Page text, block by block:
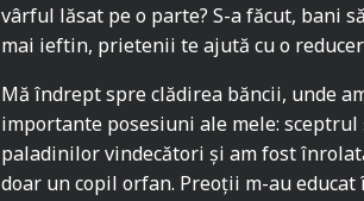
vârful lăsat pe o parte? S-a făcut, bani
mai ieftin, prietenii te ajută cu o
Mă îndrept spre clădirea băncii, unde
importante posesiuni ale mele: sceptrul
paladinilor vindecători și am fost
doar un copil orfan. Preoții m-au